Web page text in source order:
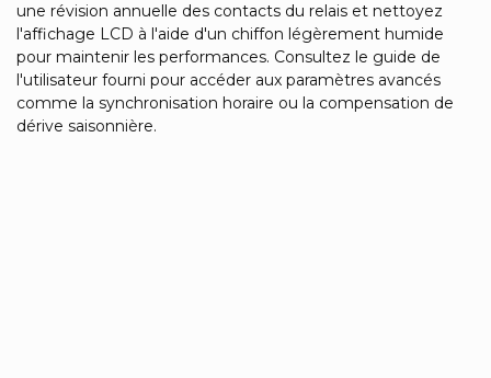
une révision annuelle des contacts du relais et nettoyez
l'affichage LCD à l'aide d'un chiffon légèrement humide
pour maintenir les performances. Consultez le guide de
l'utilisateur fourni pour accéder aux paramètres avancés
comme la synchronisation horaire ou la compensation de
dérive saisonnière.